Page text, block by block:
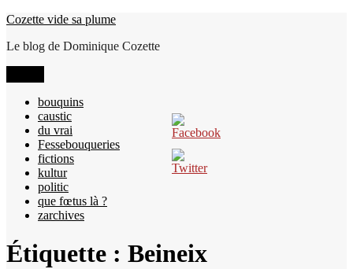
Aller
contenu
Cozette vide sa plume
Le blog de Dominique Cozette
bouquins
caustic
du vrai
Fessebouqueries
fictions
kultur
politic
que fœtus là ?
zarchives
Étiquette : Beineix